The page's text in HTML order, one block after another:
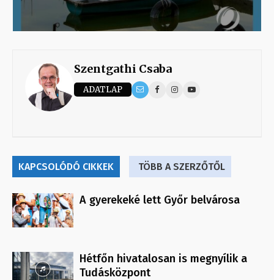
Szentgathi Csaba
ADATLAP
KAPCSOLÓDÓ CIKKEK TÖBB A SZERZŐTŐL
A gyerekeké lett Győr belvárosa
Hétfőn hivatalosan is megnyílik a
Tudásközpont